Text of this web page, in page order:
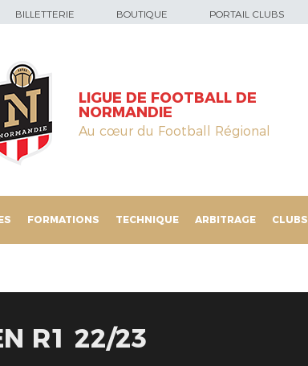
BILLETTERIE BOUTIQUE PORTAIL CLUBS
LIGUE DE FOOTBALL DE
NORMANDIE
Au cœur du Football Régional
FORMATIONS TECHNIQUE ARBITRAGE CLUBS
R1 22/23